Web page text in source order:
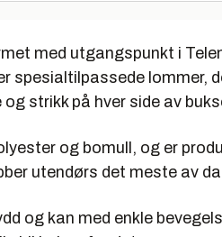
med utgangspunkt i
spesialtilpassede lommer,
strikk på hver side av
og bomull, og er
utendørs det meste av
og kan med enkle